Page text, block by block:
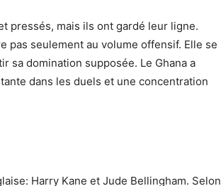
pressés, mais ils ont gardé leur ligne.
pas seulement au volume offensif. Elle se
sa domination supposée. Le Ghana a
dans les duels et une concentration
Harry Kane et Jude Bellingham. Selon